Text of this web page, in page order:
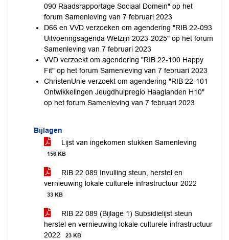
090 Raadsrapportage Sociaal Domein" op het
forum Samenleving van 7 februari 2023
D66 en VVD verzoeken om agendering "RIB 22-093
Uitvoeringsagenda Welzijn 2023-2025" op het forum
Samenleving van 7 februari 2023
VVD verzoekt om agendering "RIB 22-100 Happy
Fit" op het forum Samenleving van 7 februari 2023
ChristenUnie verzoekt om agendering "RIB 22-101
Ontwikkelingen Jeugdhulpregio Haaglanden H10"
op het forum Samenleving van 7 februari 2023
Bijlagen
Lijst van ingekomen stukken Samenleving
156 KB
RIB 22 089 Invulling steun, herstel en
vernieuwing lokale culturele infrastructuur 2022
33 KB
RIB 22 089 (Bijlage 1) Subsidielijst steun
herstel en vernieuwing lokale culturele infrastructuur
2022
23 KB